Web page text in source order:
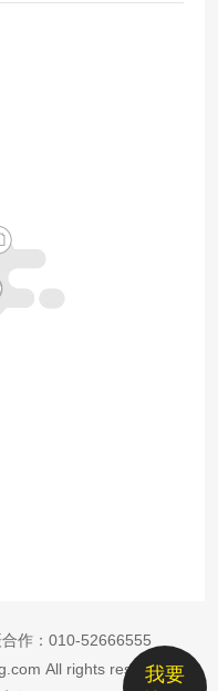
我要
作： 010-52666555
All rights reserved